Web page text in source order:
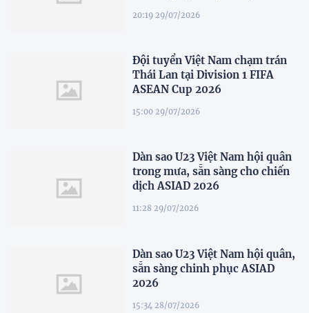
20:19 29/07/2026
Đội tuyển Việt Nam chạm trán
Thái Lan tại Division 1 FIFA
ASEAN Cup 2026
15:00 29/07/2026
Dàn sao U23 Việt Nam hội quân
trong mưa, sẵn sàng cho chiến
dịch ASIAD 2026
11:28 29/07/2026
Dàn sao U23 Việt Nam hội quân,
sẵn sàng chinh phục ASIAD
2026
15:34 28/07/2026